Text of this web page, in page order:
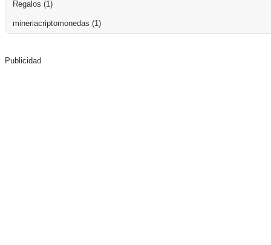
Regalos (1)
mineriacriptomonedas (1)
Publicidad